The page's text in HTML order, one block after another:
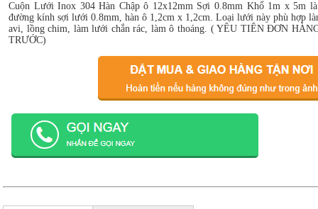
Cuộn Lưới Inox 304 Hàn Chập ô 12x12mm Sợi 0.8mm Khổ 1m x 5m
đường kính sợi lưới 0.8mm, hàn ô 1,2cm x 1,2cm. Loại lưới này phù hợp
avi, lồng chim, làm lưới chắn rác, làm ô thoáng. ( YÊU TIÊN ĐƠN
TRƯỚC)